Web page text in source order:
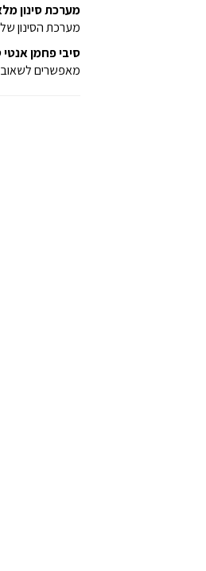
מערכת סינון
מערכת הסינון של Dyson אטומה לחלוטין, בעלת שש שכבות של מסננים הלוכדים ביעילות 99.97% מהחלקיקים והאלרגנים עד לגודל של 0.3 מיקרון.
סיבי פחמן
מאפשרים